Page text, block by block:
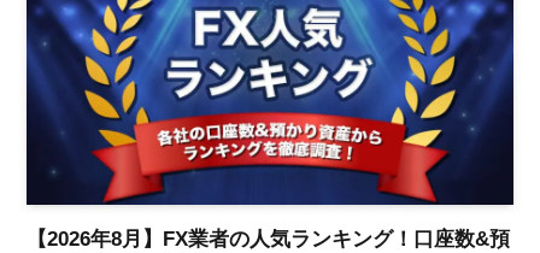
【2026年8月】FX業者の人気ランキング！口座数&預